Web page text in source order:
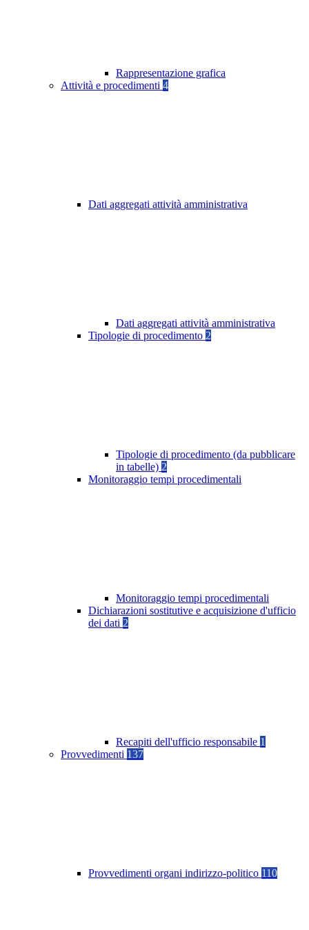
Rappresentazione grafica
Attività e procedimenti 4
Dati aggregati attività amministrativa
Dati aggregati attività amministrativa
Tipologie di procedimento 2
Tipologie di procedimento (da pubblicare
in tabelle) 2
Monitoraggio tempi procedimentali
Monitoraggio tempi procedimentali
Dichiarazioni sostitutive e acquisizione d'ufficio
dei dati 2
Recapiti dell'ufficio responsabile 1
Provvedimenti 137
Provvedimenti organi indirizzo-politico 110